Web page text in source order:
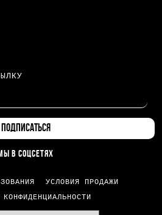
В СОЦСЕТЯХ
УСЛОВИЯ ПРОДАЖИ
КОНФИДЕНЦИАЛЬНОСТИ